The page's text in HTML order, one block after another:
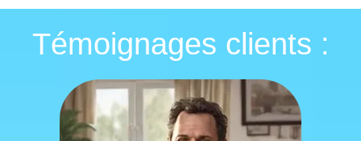
Témoignages clients :